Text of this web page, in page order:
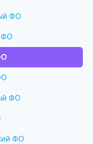
ФО
ФО
ФО
ФО